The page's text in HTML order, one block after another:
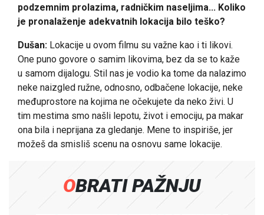
podzemnim prolazima, radničkim naseljima... Koliko
je pronalaženje adekvatnih lokacija bilo teško?
Dušan: Lokacije u ovom filmu su važne kao i ti likovi.
One puno govore o samim likovima, bez da se to kaže
u samom dijalogu. Stil nas je vodio ka tome da nalazimo
neke naizgled ružne, odnosno, odbačene lokacije, neke
međuprostore na kojima ne očekujete da neko živi. U
tim mestima smo našli lepotu, život i emociju, pa makar
ona bila i neprijana za gledanje. Mene to inspiriše, jer
možeš da smisliš scenu na osnovu same lokacije.
OBRATI PAŽNJU